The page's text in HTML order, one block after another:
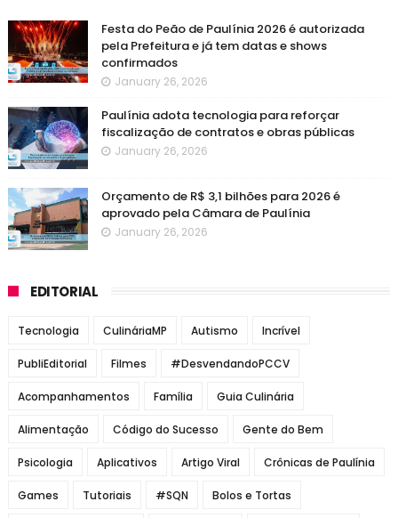
Festa do Peão de Paulínia 2026 é autorizada
pela Prefeitura e já tem datas e shows
confirmados
January 26, 2026
Paulínia adota tecnologia para reforçar
fiscalização de contratos e obras públicas
January 26, 2026
Orçamento de R$ 3,1 bilhões para 2026 é
aprovado pela Câmara de Paulínia
January 26, 2026
EDITORIAL
Tecnologia CulináriaMP Autismo Incrível
PubliEditorial Filmes #DesvendandoPCCV
Acompanhamentos Família Guia Culinária
Alimentação Código do Sucesso Gente do Bem
Psicologia Aplicativos Artigo Viral Crônicas de Paulínia
Games Tutoriais #SQN Bolos e Tortas